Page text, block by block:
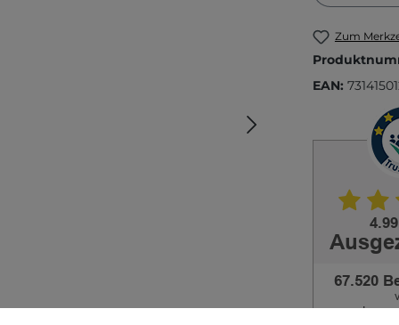
Zum
EAN:
Cookies, um eine bestmögliche Erfahrung bieten zu